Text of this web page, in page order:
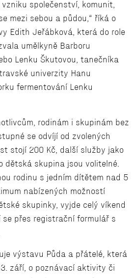
vzniku společenství, komunit,
mezi sebou a půdou,“ říká o
Edith Jeřábková, která do role
umělkyně Barboru
Lenku Škutovou, tanečníka
univerzity Hanu
fermentování Lenku
rodinám i skupinám bez
se odvíjí od zvolených
stojí 200 Kč, další služby jako
dětská skupina jsou volitelné.
rodinu s jedním dítětem nad 5
nabízených možností
skupinky, vyjde celý víkend
se přes registrační formulář s
výstavu Půda a přátelé, která
září, o poznávací aktivity či